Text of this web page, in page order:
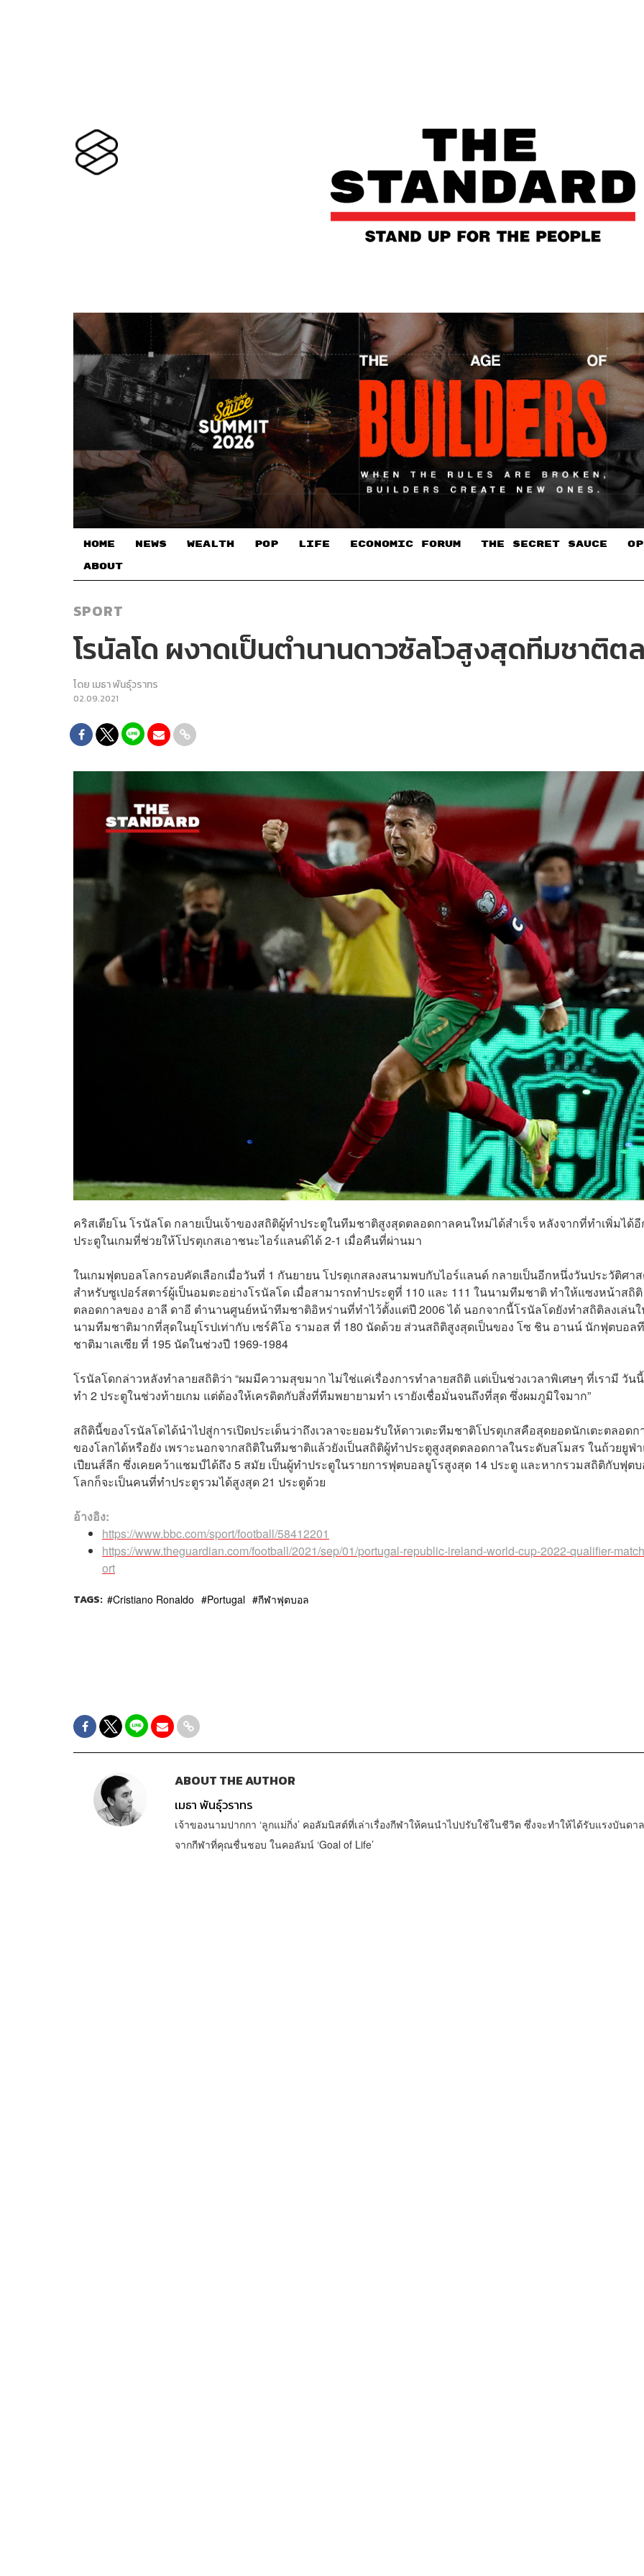
HOME NEWS WEALTH POP LIFE ECONOMIC FORUM THE SECRET SAUCE​
ABOUT
SPORT
โรนัลโด ผงาดเป็นตำนานดาวซัลโวสูงสุดทีมชาติตล
โดย เมธา พันธุ์วราทร
02.09.2021
คริสเตียโน โรนัลโด กลายเป็นเจ้าของสถิติผู้ทำประตูในทีมชาติสูงสุดตลอดกาลคนใหม่ได้สำเร็จ หลังจากที่ทำเพิ่มได้อี
ประตูในเกมที่ช่วยให้โปรตุเกสเอาชนะไอร์แลนด์ได้ 2-1 เมื่อคืนที่ผ่านมา
ในเกมฟุตบอลโลกรอบคัดเลือกเมื่อวันที่ 1 กันยายน โปรตุเกสลงสนามพบกับไอร์แลนด์ กลายเป็นอีกหนึ่งวันประวัติศา
สำหรับซูเปอร์สตาร์ผู้เป็นอมตะอย่างโรนัลโด เมื่อสามารถทำประตูที่ 110 และ 111 ในนามทีมชาติ ทำให้แซงหน้าสถิติ
ตลอดกาลของ อาลี ดาอี ตำนานศูนย์หน้าทีมชาติอิหร่านที่ทำไว้ตั้งแต่ปี 2006 ได้ นอกจากนี้โรนัลโดยังทำสถิติลงเล่น
นามทีมชาติมากที่สุดในยุโรปเท่ากับ เซร์คิโอ รามอส ที่ 180 นัดด้วย ส่วนสถิติสูงสุดเป็นของ โซ ชิน อานน์ นักฟุตบอล
ชาติมาเลเซีย ที่ 195 นัดในช่วงปี 1969-1984
โรนัลโดกล่าวหลังทำลายสถิติว่า “ผมมีความสุขมาก ไม่ใช่แค่เรื่องการทำลายสถิติ แต่เป็นช่วงเวลาพิเศษๆ ที่เรามี วัน
ทำ 2 ประตูในช่วงท้ายเกม แต่ต้องให้เครดิตกับสิ่งที่ทีมพยายามทำ เรายังเชื่อมั่นจนถึงที่สุด ซึ่งผมภูมิใจมาก”
สถิตินี้ของโรนัลโดได้นำไปสู่การเปิดประเด็นว่าถึงเวลาจะยอมรับให้ดาวเตะทีมชาติโปรตุเกสคือสุดยอดนักเตะตลอดก
ของโลกได้หรือยัง เพราะนอกจากสถิติในทีมชาติแล้วยังเป็นสถิติผู้ทำประตูสูงสุดตลอดกาลในระดับสโมสร ในถ้วยยูฟ่
เปียนส์ลีก ซึ่งเคยคว้าแชมป์ได้ถึง 5 สมัย เป็นผู้ทำประตูในรายการฟุตบอลยูโรสูงสุด 14 ประตู และหากรวมสถิติกับฟุต
โลกก็จะเป็นคนที่ทำประตูรวมได้สูงสุด 21 ประตูด้วย
อ้างอิง:
https://www.bbc.com/sport/football/58412201
https://www.theguardian.com/football/2021/sep/01/portugal-republic-ireland-world-cup-2022-qualifier-
ort
TAGS: Cristiano Ronaldo Portugal กีฬาฟุตบอล
ABOUT THE AUTHOR
เมธา พันธุ์วราทร
เจ้าของนามปากกา ‘ลูกแม่กิ่ง’ คอลัมนิสต์ที่เล่าเรื่องกีฬาให้คนนำไปปรับใช้ในชีวิต ซึ่งจะทำให้ได้รับแรงบันดา
จากกีฬาที่คุณชื่นชอบ ในคอลัมน์ ‘Goal of Life’